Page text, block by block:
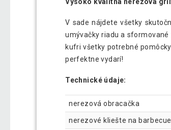
V sade nájdete všetky
umývačky riadu a
kufri všetky potrebné
perfektne vydarí!
Technické údaje:
nerezová obracačka
nerezové kliešte na barbecue